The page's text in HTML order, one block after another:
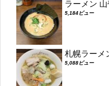
ラーメン 山
5,184ビュー
札幌ラーメ
5,088ビュー